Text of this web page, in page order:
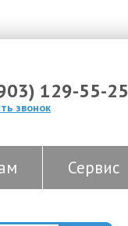
129-55-25
звонок
Сервис